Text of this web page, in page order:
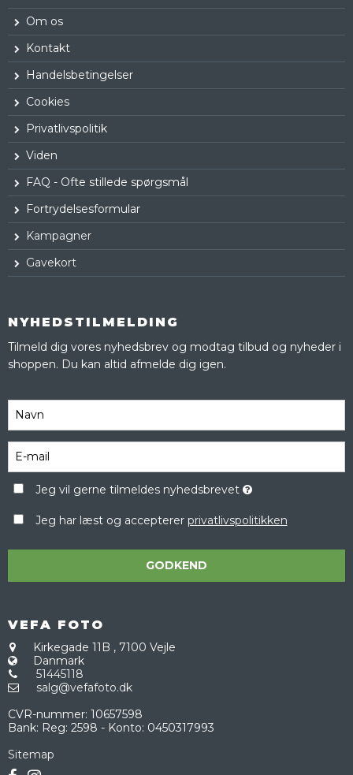
Om os
Kontakt
Handelsbetingelser
Cookies
Privatlivspolitik
Viden
FAQ - Ofte stillede spørgsmål
Fortrydelsesformular
Kampagner
Gavekort
NYHEDSTILMELDING
Tilmeld dig vores nyhedsbrev og modtag tilbud og nyheder i
shoppen. Du kan altid afmelde dig igen.
Jeg vil gerne tilmeldes nyhedsbrevet
Jeg har læst og accepterer privatlivspolitikken
GODKEND
VEFA FOTO
Kirkegade 11B , 7100 Vejle
Danmark
51445118
salg@vefafoto.dk
CVR-nummer: 10657598
Bank: Reg: 2598 - Konto: 0450317993
Sitemap